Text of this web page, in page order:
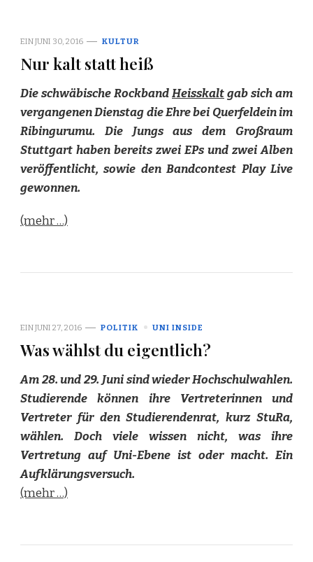
EINJUNI 30, 2016 KULTUR
Nur kalt statt heiß
Die schwäbische RockbandHeisskaltgab sich am
vergangenen Dienstag die Ehre bei Querfeldein im
Ribingurumu. Die Jungs aus dem Großraum
Stuttgart haben bereits zwei EPs und zwei Alben
veröffentlicht, sowie den Bandcontest Play Live
gewonnen.
(mehr …)
EINJUNI 27, 2016 POLITIK UNI INSIDE
Was wählst du eigentlich?
Am 28. und 29. Juni sind wieder Hochschulwahlen.
Studierende können ihre Vertreterinnen und
Vertreter für den Studierendenrat, kurz StuRa,
wählen. Doch viele wissen nicht, was ihre
Vertretung auf Uni-Ebene ist oder macht. Ein
Aufklärungsversuch.
(mehr …)